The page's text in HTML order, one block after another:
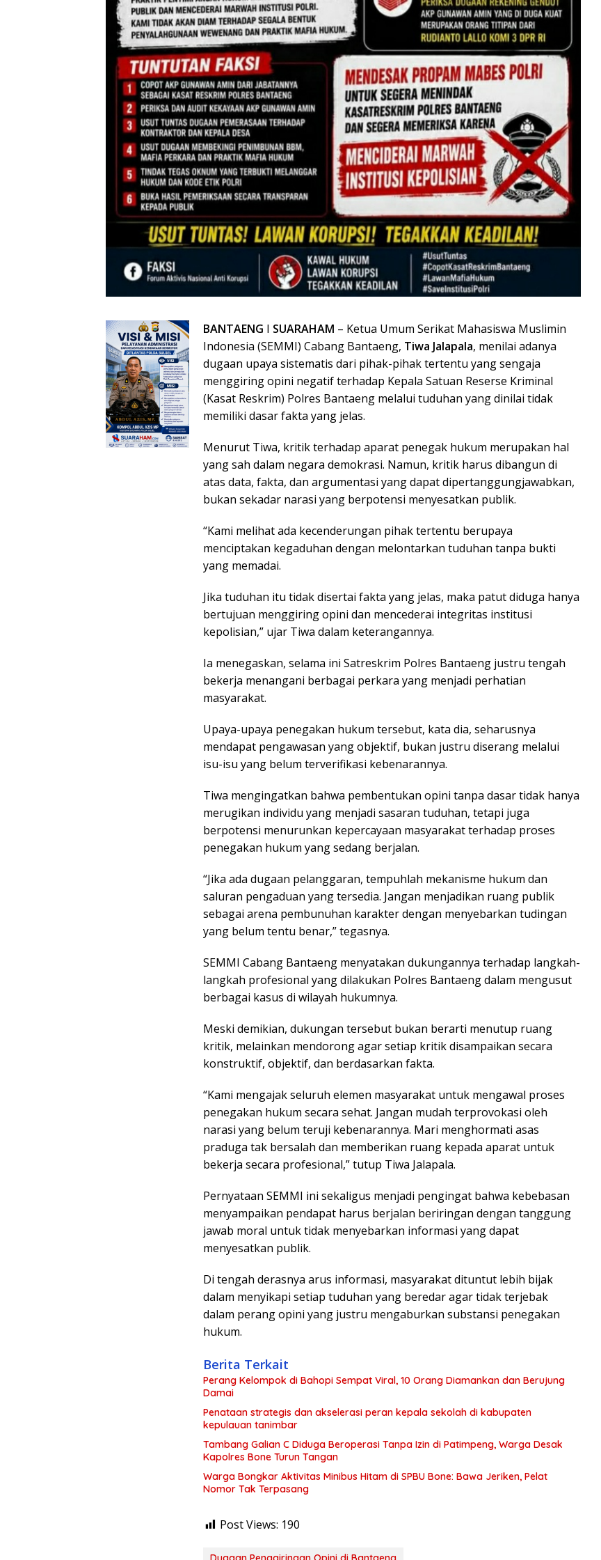
BANTAENG I SUARAHAM – Ketua Umum Serikat Mahasiswa Muslimin
Indonesia (SEMMI) Cabang Bantaeng, Tiwa Jalapala, menilai adanya
dugaan upaya sistematis dari pihak-pihak tertentu yang sengaja
menggiring opini negatif terhadap Kepala Satuan Reserse Kriminal
(Kasat Reskrim) Polres Bantaeng melalui tuduhan yang dinilai tidak
memiliki dasar fakta yang jelas.
Menurut Tiwa, kritik terhadap aparat penegak hukum merupakan hal
yang sah dalam negara demokrasi. Namun, kritik harus dibangun di
atas data, fakta, dan argumentasi yang dapat dipertanggungjawabkan,
bukan sekadar narasi yang berpotensi menyesatkan publik.
“Kami melihat ada kecenderungan pihak tertentu berupaya
menciptakan kegaduhan dengan melontarkan tuduhan tanpa bukti
yang memadai.
Jika tuduhan itu tidak disertai fakta yang jelas, maka patut diduga hanya
bertujuan menggiring opini dan mencederai integritas institusi
kepolisian,” ujar Tiwa dalam keterangannya.
Ia menegaskan, selama ini Satreskrim Polres Bantaeng justru tengah
bekerja menangani berbagai perkara yang menjadi perhatian
masyarakat.
Upaya-upaya penegakan hukum tersebut, kata dia, seharusnya
mendapat pengawasan yang objektif, bukan justru diserang melalui
isu-isu yang belum terverifikasi kebenarannya.
Tiwa mengingatkan bahwa pembentukan opini tanpa dasar tidak hanya
merugikan individu yang menjadi sasaran tuduhan, tetapi juga
berpotensi menurunkan kepercayaan masyarakat terhadap proses
penegakan hukum yang sedang berjalan.
“Jika ada dugaan pelanggaran, tempuhlah mekanisme hukum dan
saluran pengaduan yang tersedia. Jangan menjadikan ruang publik
sebagai arena pembunuhan karakter dengan menyebarkan tudingan
yang belum tentu benar,” tegasnya.
SEMMI Cabang Bantaeng menyatakan dukungannya terhadap langkah-
langkah profesional yang dilakukan Polres Bantaeng dalam mengusut
berbagai kasus di wilayah hukumnya.
Meski demikian, dukungan tersebut bukan berarti menutup ruang
kritik, melainkan mendorong agar setiap kritik disampaikan secara
konstruktif, objektif, dan berdasarkan fakta.
“Kami mengajak seluruh elemen masyarakat untuk mengawal proses
penegakan hukum secara sehat. Jangan mudah terprovokasi oleh
narasi yang belum teruji kebenarannya. Mari menghormati asas
praduga tak bersalah dan memberikan ruang kepada aparat untuk
bekerja secara profesional,” tutup Tiwa Jalapala.
Pernyataan SEMMI ini sekaligus menjadi pengingat bahwa kebebasan
menyampaikan pendapat harus berjalan beriringan dengan tanggung
jawab moral untuk tidak menyebarkan informasi yang dapat
menyesatkan publik.
Di tengah derasnya arus informasi, masyarakat dituntut lebih bijak
dalam menyikapi setiap tuduhan yang beredar agar tidak terjebak
dalam perang opini yang justru mengaburkan substansi penegakan
hukum.
Berita Terkait
Perang Kelompok di Bahopi Sempat Viral, 10 Orang Diamankan dan Berujung
Damai
Penataan strategis dan akselerasi peran kepala sekolah di kabupaten
kepulauan tanimbar
Tambang Galian C Diduga Beroperasi Tanpa Izin di Patimpeng, Warga Desak
Kapolres Bone Turun Tangan
Warga Bongkar Aktivitas Minibus Hitam di SPBU Bone: Bawa Jeriken, Pelat
Nomor Tak Terpasang
Post Views: 190